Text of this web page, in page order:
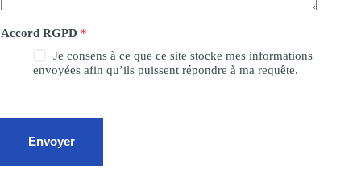
Accord RGPD *
Je consens à ce que ce site stocke mes informations
envoyées afin qu’ils puissent répondre à ma requête.
Envoyer